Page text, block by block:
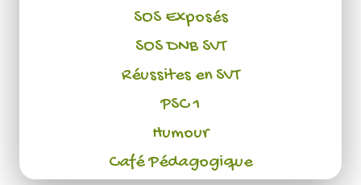
SOS Exposés
SOS DNB SVT
Réussites en SVT
PSC 1
Humour
Café Pédagogique